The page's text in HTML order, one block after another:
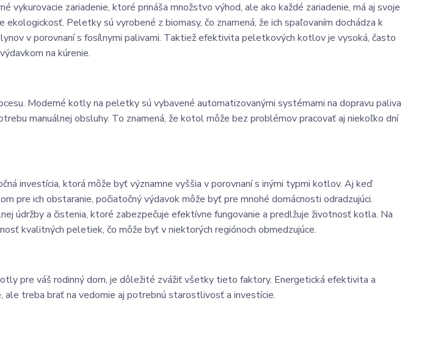
vykurovacie zariadenie, ktoré prináša množstvo výhod, ale ako každé zariadenie, má aj svoje
ekologickosť. Peletky sú vyrobené z biomasy, čo znamená, že ich spaľovaním dochádza k
v porovnaní s fosílnymi palivami. Taktiež efektivita peletkových kotlov je vysoká, často
na kúrenie.
Moderné kotly na peletky sú vybavené automatizovanými systémami na dopravu paliva
manuálnej obsluhy. To znamená, že kotol môže bez problémov pracovať aj niekoľko dní
investícia, ktorá môže byť významne vyššia v porovnaní s inými typmi kotlov. Aj keď
pre ich obstaranie, počiatočný výdavok môže byť pre mnohé domácnosti odradzujúci.
údržby a čistenia, ktoré zabezpečuje efektívne fungovanie a predlžuje životnosť kotla. Na
kvalitných peletiek, čo môže byť v niektorých regiónoch obmedzujúce.
pre váš rodinný dom, je dôležité zvážiť všetky tieto faktory. Energetická efektivita a
ale treba brať na vedomie aj potrebnú starostlivosť a investície.